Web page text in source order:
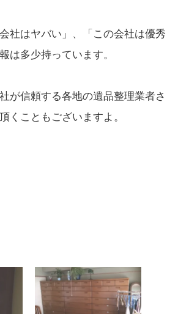
社はヤバい」、「この会社は優秀
は多少持っています。
が信頼する各地の遺品整理業者さ
くこともございますよ。